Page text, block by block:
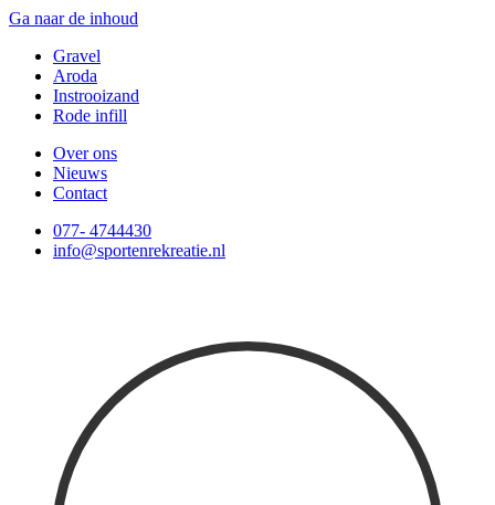
Ga naar de inhoud
Gravel
Aroda
Instrooizand
Rode infill
Over ons
Nieuws
Contact
077- 4744430
info@sportenrekreatie.nl